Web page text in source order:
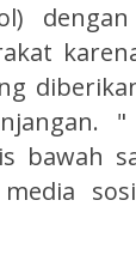
bawah